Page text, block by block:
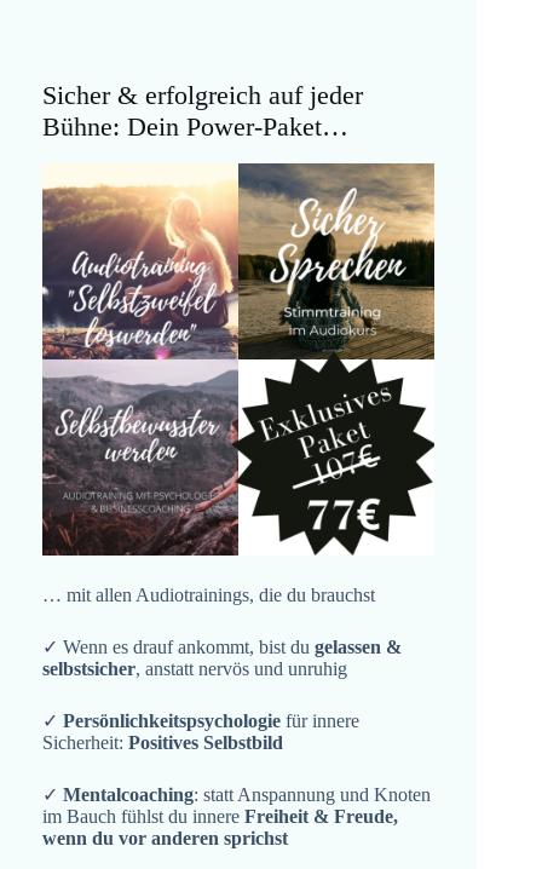
Sicher & erfolgreich auf jeder
Bühne: Dein Power-Paket…
… mit allen Audiotrainings, die du brauchst
✓ Wenn es drauf ankommt, bist du gelassen &
selbstsicher, anstatt nervös und unruhig
✓ Persönlichkeitspsychologie für innere
Sicherheit: Positives Selbstbild
✓ Mentalcoaching: statt Anspannung und Knoten
im Bauch fühlst du innere Freiheit & Freude,
wenn du vor anderen sprichst